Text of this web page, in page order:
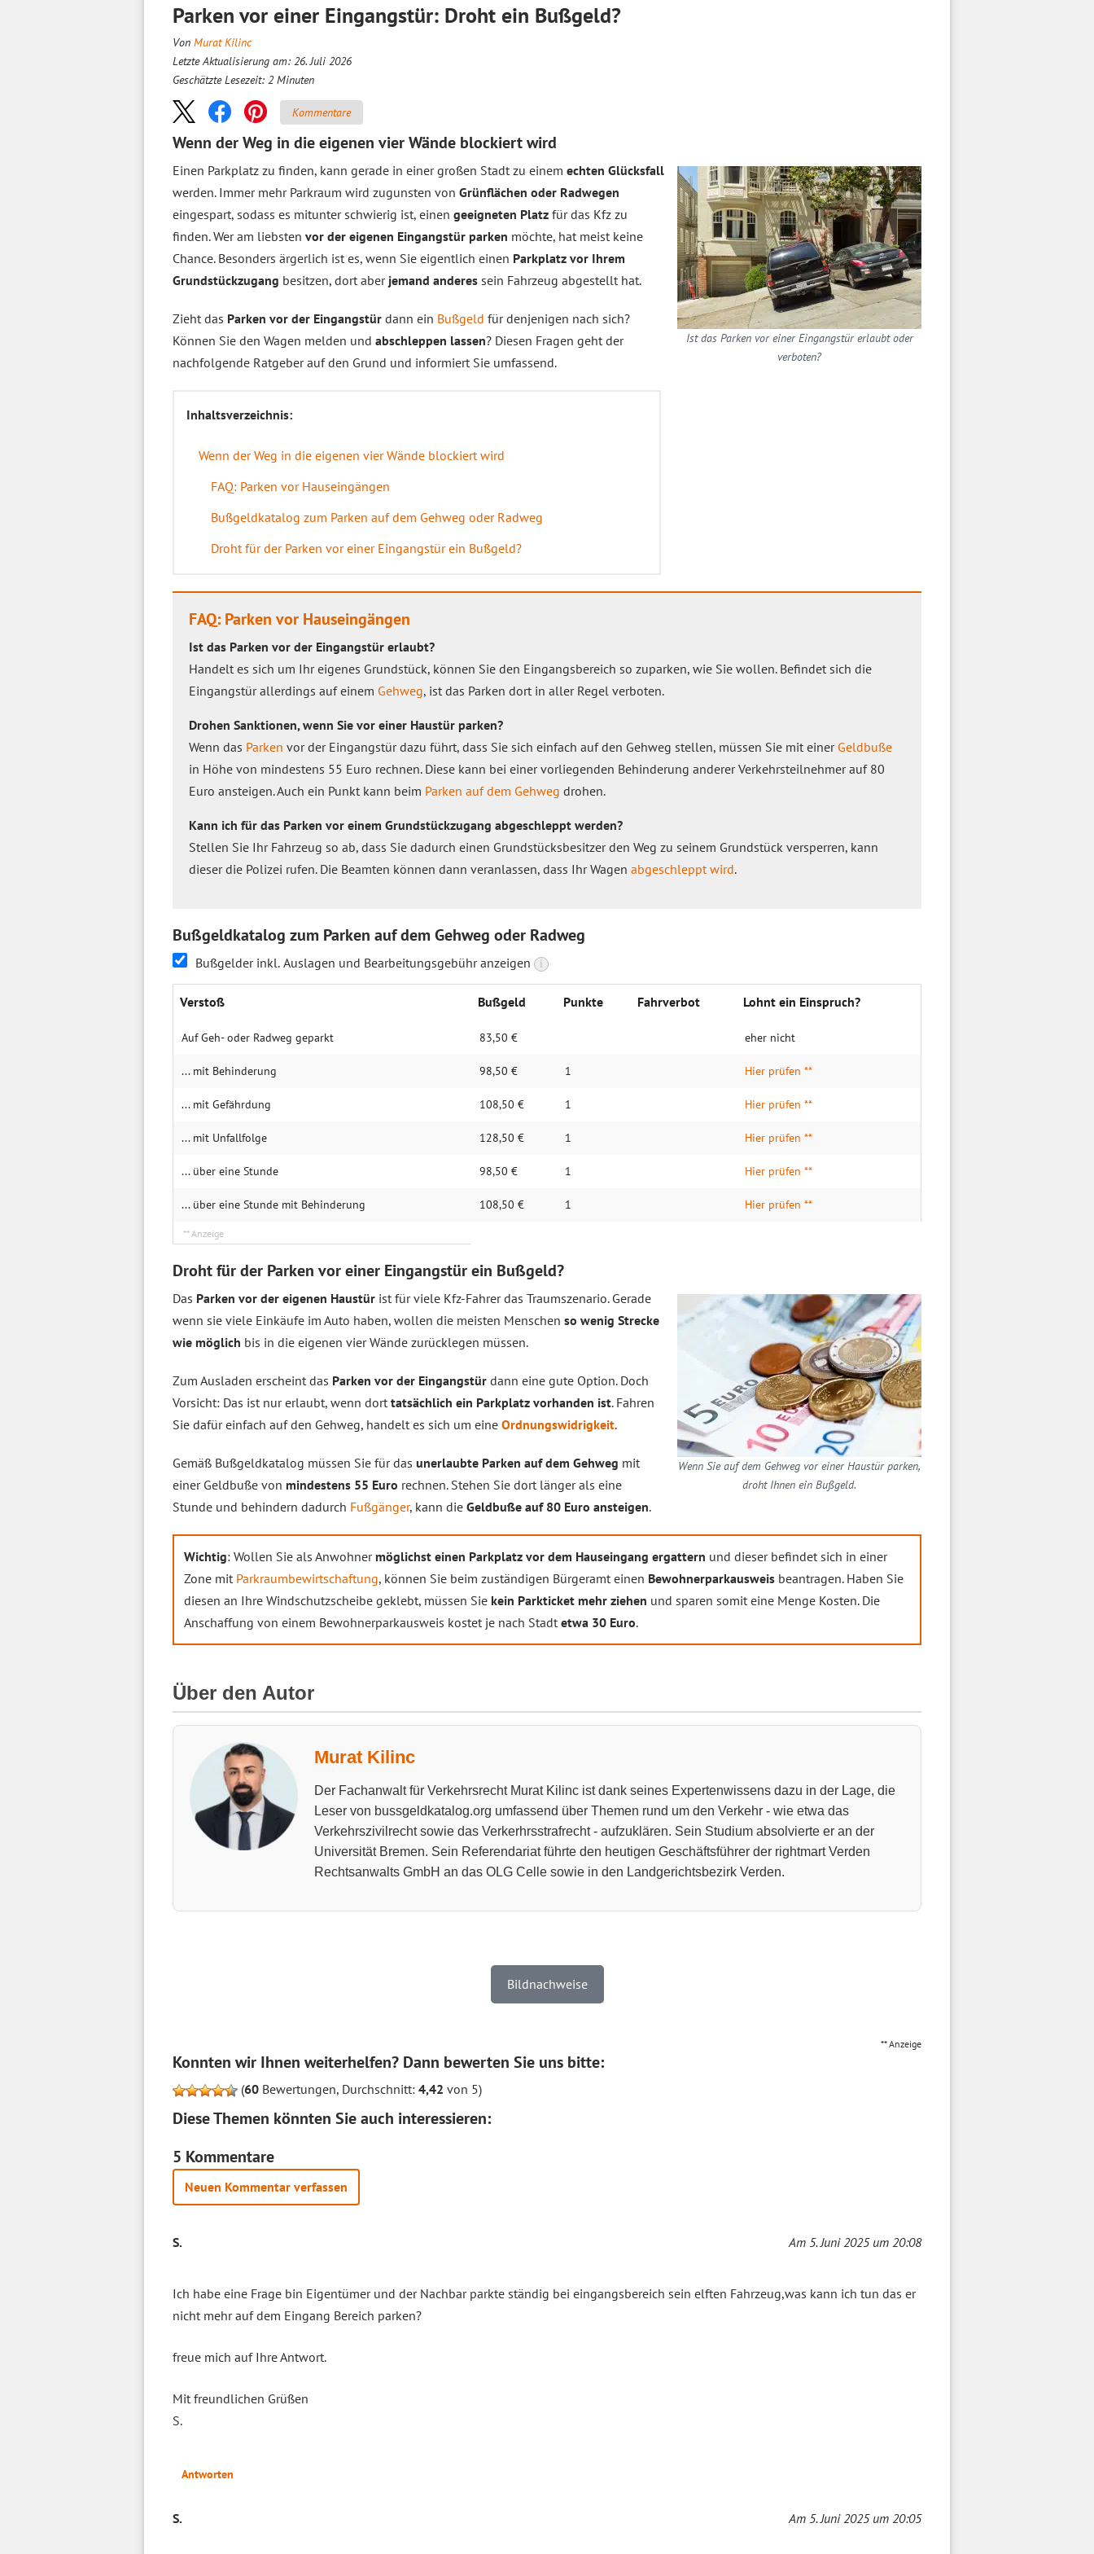
Parken vor einer Eingangstür: Droht ein Bußgeld?
Von Murat Kilinc
Letzte Aktualisierung am: 26. Juli 2026
Geschätzte Lesezeit: 2 Minuten
Kommentare
Wenn der Weg in die eigenen vier Wände blockiert wird
Ist das Parken vor einer Eingangstür erlaubt oder
verboten?
Einen Parkplatz zu finden, kann gerade in einer großen Stadt zu einem echten Glücksfall
werden. Immer mehr Parkraum wird zugunsten von Grünflächen oder Radwegen
eingespart, sodass es mitunter schwierig ist, einen geeigneten Platz für das Kfz zu
finden. Wer am liebsten vor der eigenen Eingangstür parken möchte, hat meist keine
Chance. Besonders ärgerlich ist es, wenn Sie eigentlich einen Parkplatz vor Ihrem
Grundstückzugang besitzen, dort aber jemand anderes sein Fahrzeug abgestellt hat.
Zieht das Parken vor der Eingangstür dann ein Bußgeld für denjenigen nach sich?
Können Sie den Wagen melden und abschleppen lassen? Diesen Fragen geht der
nachfolgende Ratgeber auf den Grund und informiert Sie umfassend.
Inhaltsverzeichnis:
Wenn der Weg in die eigenen vier Wände blockiert wird
FAQ: Parken vor Hauseingängen
Bußgeldkatalog zum Parken auf dem Gehweg oder Radweg
Droht für der Parken vor einer Eingangstür ein Bußgeld?
FAQ: Parken vor Hauseingängen
Ist das Parken vor der Eingangstür erlaubt?
Handelt es sich um Ihr eigenes Grundstück, können Sie den Eingangsbereich so zu‌parken, wie Sie wollen. Befindet sich die
Eingangstür allerdings auf einem Gehweg, ist das Parken dort in aller Regel verboten.
Drohen Sanktionen, wenn Sie vor einer Haustür parken?
Wenn das Parken vor der Eingangstür dazu führt, dass Sie sich einfach auf den Geh‌weg stellen, müssen Sie mit einer Geldbuße
in Höhe von mindestens 55 Euro rechnen. Diese kann bei einer vorliegenden Behin‌derung anderer Verkehrsteilnehmer auf 80
Euro ansteigen. Auch ein Punkt kann beim Parken auf dem Gehweg drohen.
Kann ich für das Parken vor einem Grundstückzugang abgeschleppt werden?
Stellen Sie Ihr Fahrzeug so ab, dass Sie dadurch einen Grundstücksbesitzer den Weg zu seinem Grundstück versperren, kann
dieser die Poli‌zei rufen. Die Beamten können dann veranlassen, dass Ihr Wagen abgeschleppt wird.
Bußgeldkatalog zum Parken auf dem Gehweg oder Radweg
Bußgelder inkl. Auslagen und Bearbeitungsgebühr anzeigen i
Verstoß Bußgeld Punkte Fahrverbot Lohnt ein Einspruch?
Auf Geh- oder Radweg geparkt 83,50 € eher nicht
... mit Behin­derung 98,50 € 1 Hier prüfen **
... mit Gefährdung 108,50 € 1 Hier prüfen **
... mit Unfallfolge 128,50 € 1 Hier prüfen **
... über eine Stunde 98,50 € 1 Hier prüfen **
... über eine Stunde mit Behin­­derung 108,50 € 1 Hier prüfen **
Droht für der Parken vor einer Eingangstür ein Bußgeld?
Wenn Sie auf dem Gehweg vor einer Haustür parken,
droht Ihnen ein Bußgeld.
Das Parken vor der eigenen Haustür ist für viele Kfz-Fahrer das Traumszenario. Gerade
wenn sie viele Einkäufe im Auto haben, wollen die meisten Menschen so wenig Strecke
wie möglich bis in die eigenen vier Wände zurücklegen müssen.
Zum Ausladen erscheint das Parken vor der Eingangstür dann eine gute Option. Doch
Vorsicht: Das ist nur erlaubt, wenn dort tatsächlich ein Parkplatz vorhanden ist. Fahren
Sie dafür einfach auf den Gehweg, handelt es sich um eine Ordnungswidrigkeit.
Gemäß Bußgeldkatalog müssen Sie für das unerlaubte Parken auf dem Gehweg mit
einer Geldbuße von mindestens 55 Euro rechnen. Stehen Sie dort länger als eine
Stunde und behindern dadurch Fußgänger, kann die Geldbuße auf 80 Euro ansteigen.
Wichtig: Wollen Sie als Anwohner möglichst einen Parkplatz vor dem Hauseingang ergattern und dieser befindet sich in einer
Zone mit Parkraumbewirtschaftung, können Sie beim zuständigen Bürgeramt einen Bewohnerparkausweis beantragen. Haben Sie
diesen an Ihre Windschutzscheibe geklebt, müssen Sie kein Parkticket mehr ziehen und sparen somit eine Menge Kosten. Die
Anschaffung von einem Bewohnerparkausweis kostet je nach Stadt etwa 30 Euro.
Über den Autor
Murat Kilinc
Der Fachanwalt für Verkehrsrecht Murat Kilinc ist dank seines Expertenwissens dazu in der Lage, die
Leser von bussgeldkatalog.org umfassend über Themen rund um den Verkehr - wie etwa das
Verkehrszivilrecht sowie das Verkerhrsstrafrecht - aufzuklären. Sein Studium absolvierte er an der
Universität Bremen. Sein Referendariat führte den heutigen Geschäftsführer der rightmart Verden
Rechtsanwalts GmbH an das OLG Celle sowie in den Landgerichtsbezirk Verden.
Bildnachweise
** Anzeige
Konnten wir Ihnen weiterhelfen? Dann bewerten Sie uns bitte:
(60 Bewertungen, Durchschnitt: 4,42 von 5)
Diese Themen könnten Sie auch interessieren:
5 Kommentare
Neuen Kommentar verfassen
S. Am 5. Juni 2025 um 20:08
Ich habe eine Frage bin Eigentümer und der Nachbar parkte ständig bei eingangsbereich sein elften Fahrzeug,was kann ich tun das er
nicht mehr auf dem Eingang Bereich parken?
freue mich auf Ihre Antwort.
Mit freundlichen Grüßen
S.
Antworten
S. Am 5. Juni 2025 um 20:05